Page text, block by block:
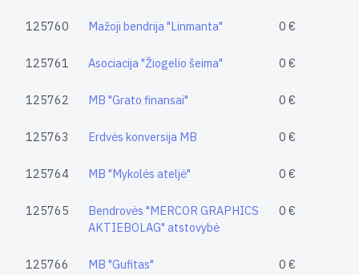
125760 Mažoji bendrija "Linmanta" 0 €
125761 Asociacija "Žiogelio šeima" 0 €
125762 MB "Grato finansai" 0 €
125763 Erdvės konversija MB 0 €
125764 MB "Mykolės ateljė" 0 €
125765
Bendrovės "MERCOR GRAPHICS
AKTIEBOLAG" atstovybė
0 €
125766 MB "Gufitas" 0 €